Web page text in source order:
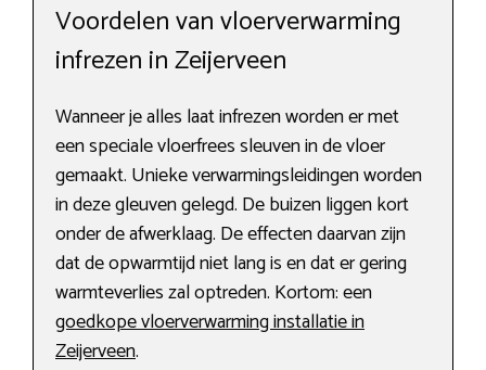
Voordelen van vloerverwarming
infrezen in Zeijerveen
Wanneer je alles laat infrezen worden er met
een speciale vloerfrees sleuven in de vloer
gemaakt. Unieke verwarmingsleidingen worden
in deze gleuven gelegd. De buizen liggen kort
onder de afwerklaag. De effecten daarvan zijn
dat de opwarmtijd niet lang is en dat er gering
warmteverlies zal optreden. Kortom: een
goedkope vloerverwarming installatie in
Zeijerveen.